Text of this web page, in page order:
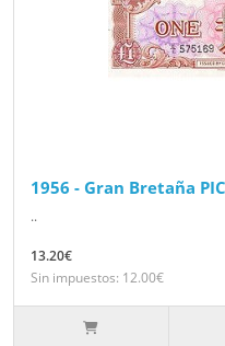
1956 - Gran Bretaña
..
13.20€
Sin impuestos: 12.00€